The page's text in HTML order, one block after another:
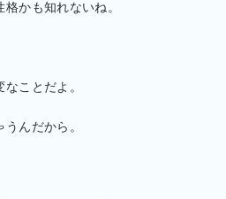
かも知れないね。
ことだよ。
んだから。